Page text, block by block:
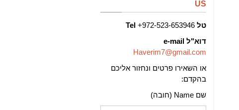
US
טל 972-523-653946+
Tel
דוא"ל e-mail
Haverim7@gmail.com
או השאירו פרטים ונחזור אליכם
בהקדם:
שם Name (חובה)